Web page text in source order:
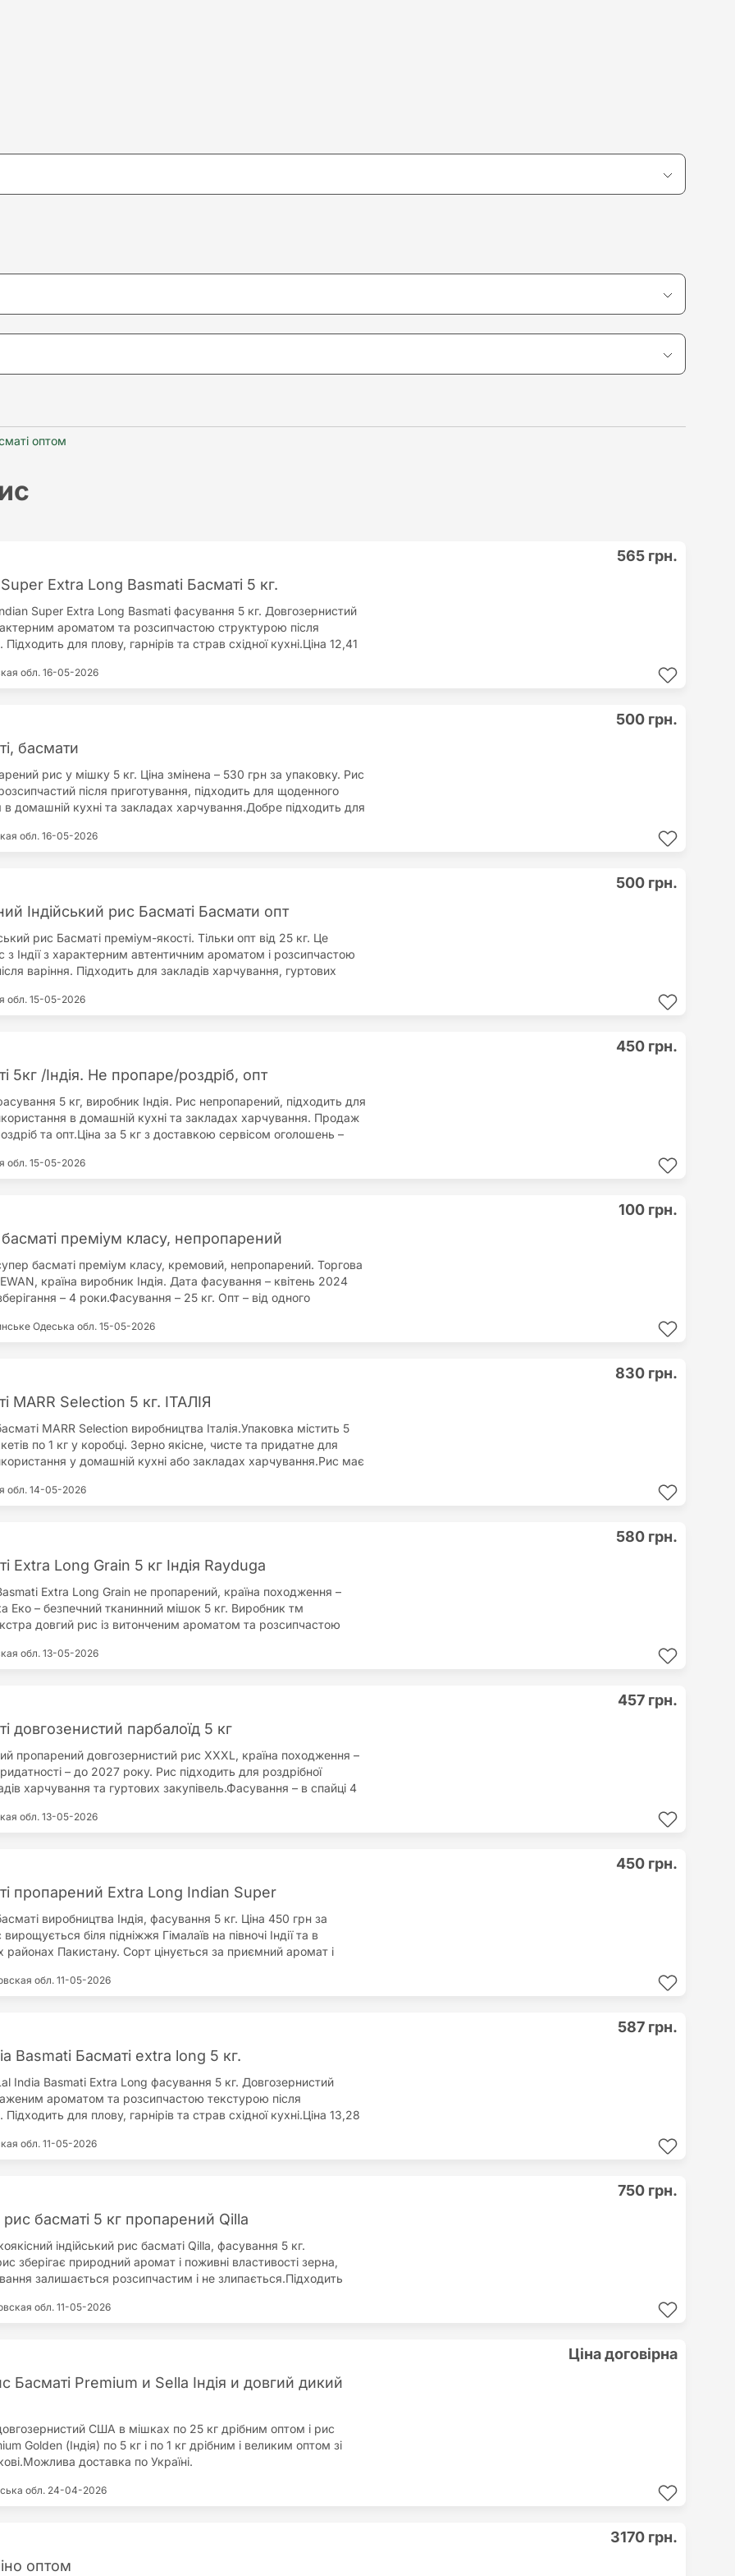
оптом
Extra Long Basmati Басматі 5 кг.
Super Extra Long Basmati фасування 5 кг. Довгозернистий
ароматом та розсипчастою структурою після
для плову, гарнірів та страв східної кухні.Ціна 12,41
залежно від курсу євро, актуальна вартість вказується
обл. 16-05-2026
565 грн.
басмати
рис у мішку 5 кг. Ціна змінена – 530 грн за упаковку. Рис
після приготування, підходить для щоденного
в домашній кухні та закладах харчування.Добре підходить для
пропареній обробці зерно зберігає форму та структуру під
обл.16-05-2026
500 грн.
Індійський рис Басматі Басмати опт
рис Басматі преміум-якості. Тільки опт від 25 кг. Це
з Індії з характерним автентичним ароматом і розсипчастою
варіння. Підходить для закладів харчування, гуртових
вказана за 5 кг. Безкоштовна доставка по всій Україні при
жовтий мішечок – рис проходить подвійне відварювання з
має натуральний золотистий колір і насичений
можливі залежно від обсягу замовлення. Деталі щодо умов
узгоджуються безпосередньо з продавцем.
обл.15-05-2026
500 грн.
5кг /Iндiя. Не пропаре/роздрiб, опт
5 кг, виробник Індія. Рис непропарений, підходить для
в домашній кухні та закладах харчування. Продаж
та опт.Ціна за 5 кг з доставкою сервісом оголошень –
ціна узгоджуються індивідуально. Імпортер забезпечує
обл.15-05-2026
450 грн.
преміум класу, непропарений
басматі преміум класу, кремовий, непропарений. Торгова
країна виробник Індія. Дата фасування – квітень 2024
– 4 роки.Фасування – 25 кг. Опт – від одного
харчування, роздрібної торгівлі та великих
Одеська обл. 15-05-2026
100 грн.
MARR Selection 5 кг. ІТАЛІЯ
MARR Selection виробництва Італія.Упаковка містить 5
по 1 кг у коробці. Зерно якісне, чисте та придатне для
у домашній кухні або закладах харчування.Рис має
зерно рекомендується замочити в холодній воді
– 10 хвилин.Продаж здійснюється за домовленістю. Деталі
та умов придбання уточнюються безпосередньо з
обл.14-05-2026
830 грн.
Extra Long Grain 5 кг Індія Rayduga
Extra Long Grain не пропарений, країна походження –
Еко – безпечний тканинний мішок 5 кг. Виробник тм
довгий рис із витонченим ароматом та розсипчастою
що забезпечує характерний смак і якість зерна. Підходить
багатий на вуглеводи з низьким вмістом цукру, має
та містить вітаміни групи B. Інструкція з приготування:
промити та замочити в холодній воді 20–30 хвилин. Час
хвилин, сіль і спеції додати за смаком.Склад – 100%
Басматі. Дата виробництва та кінцева дата споживання
Маса нетто 5 кг.
обл. 13-05-2026
580 грн.
довгозенистий парбалоїд 5 кг
пропарений довгозернистий рис XXXL, країна походження –
– до 2027 року. Рис підходить для роздрібної
харчування та гуртових закупівель.Фасування – в спайці 4
обл.13-05-2026
457 грн.
пропарений Extra Long Indian Super
виробництва Індія, фасування 5 кг. Ціна 450 грн за
біля підніжжя Гімалаїв на півночі Індії та в
районах Пакистану. Сорт цінується за приємний аромат і
подовжуються і зберігають форму, не злипаючись.
обл.11-05-2026
450 грн.
Basmati Басматі extra long 5 кг.
India Basmati Extra Long фасування 5 кг. Довгозернистий
ароматом та розсипчастою текстурою після
Підходить для плову, гарнірів та страв східної кухні.Ціна 13,28
від курсу євро, актуальна вартість зазначається в
обл. 11-05-2026
587 грн.
рис басматі 5 кг пропарений Qilla
індійський рис басматі Qilla, фасування 5 кг.
зберігає природний аромат і поживні властивості зерна,
залишається розсипчастим і не злипається.Підходить
Зручне пакування 5 кг підійде для сім'ї або закладів
обл.11-05-2026
750 грн.
Басматі Premium и Sella Індія и довгий дикий
США в мішках по 25 кг дрібним оптом і рис
Golden (Індія) по 5 кг і по 1 кг дрібним і великим оптом зі
доставка по Україні.
обл. 24-04-2026
Ціна договірна
оптом
3170 грн.